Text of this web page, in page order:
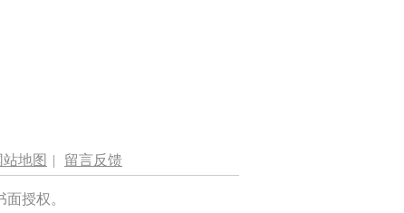
站地图 | 留言反馈
授权。